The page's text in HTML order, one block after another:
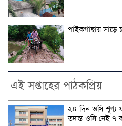
পাইকগাছায় সাড়ে
এই সপ্তাহের পাঠকপ্রিয়
২৪ দিন ওসি শূণ্য
তদন্ত ওসি নেই ৭